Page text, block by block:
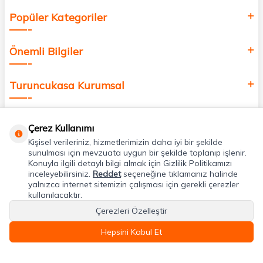
Popüler Kategoriler
Önemli Bilgiler
Turuncukasa Kurumsal
Uygulamalarımız
Adres & İletişim
Çerez Kullanımı
Kişisel verileriniz, hizmetlerimizin daha iyi bir şekilde
sunulması için mevzuata uygun bir şekilde toplanıp işlenir.
Konuyla ilgili detaylı bilgi almak için Gizlilik Politikamızı
inceleyebilirsiniz. Reddetseçeneğine tıklamanız halinde
yalnızca internet sitemizin çalışması için gerekli çerezler
kullanılacaktır.
Çerezleri Özelleştir
Hepsini Kabul Et